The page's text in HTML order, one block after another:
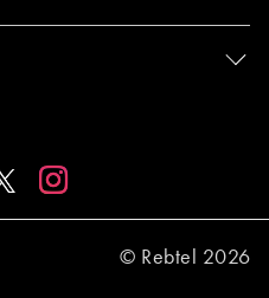
© Rebtel 2026